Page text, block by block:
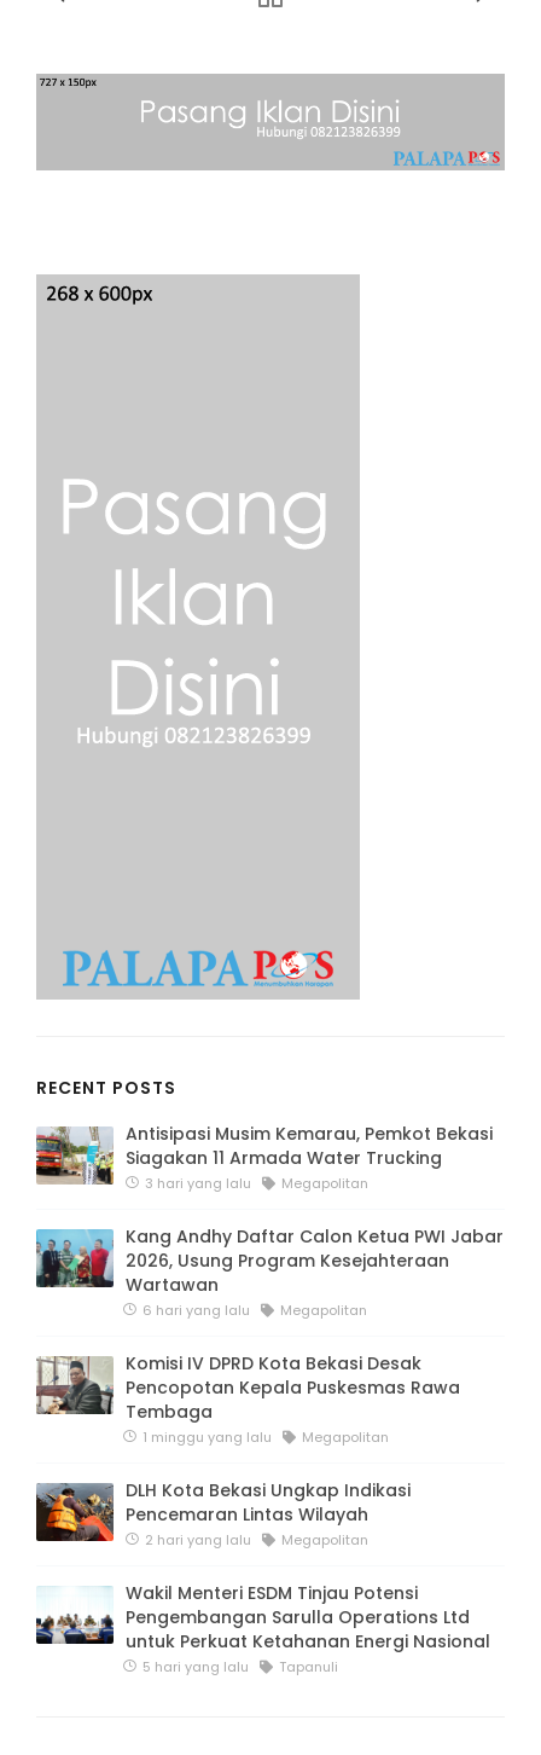
RECENT POSTS
Antisipasi Musim Kemarau, Pemkot Bekasi
Siagakan 11 Armada Water Trucking
3 hari yang lalu Megapolitan
Kang Andhy Daftar Calon Ketua PWI Jabar
2026, Usung Program Kesejahteraan
Wartawan
6 hari yang lalu Megapolitan
Komisi IV DPRD Kota Bekasi Desak
Pencopotan Kepala Puskesmas Rawa
Tembaga
1 minggu yang lalu Megapolitan
DLH Kota Bekasi Ungkap Indikasi
Pencemaran Lintas Wilayah
2 hari yang lalu Megapolitan
Wakil Menteri ESDM Tinjau Potensi
Pengembangan Sarulla Operations Ltd
untuk Perkuat Ketahanan Energi Nasional
5 hari yang lalu Tapanuli